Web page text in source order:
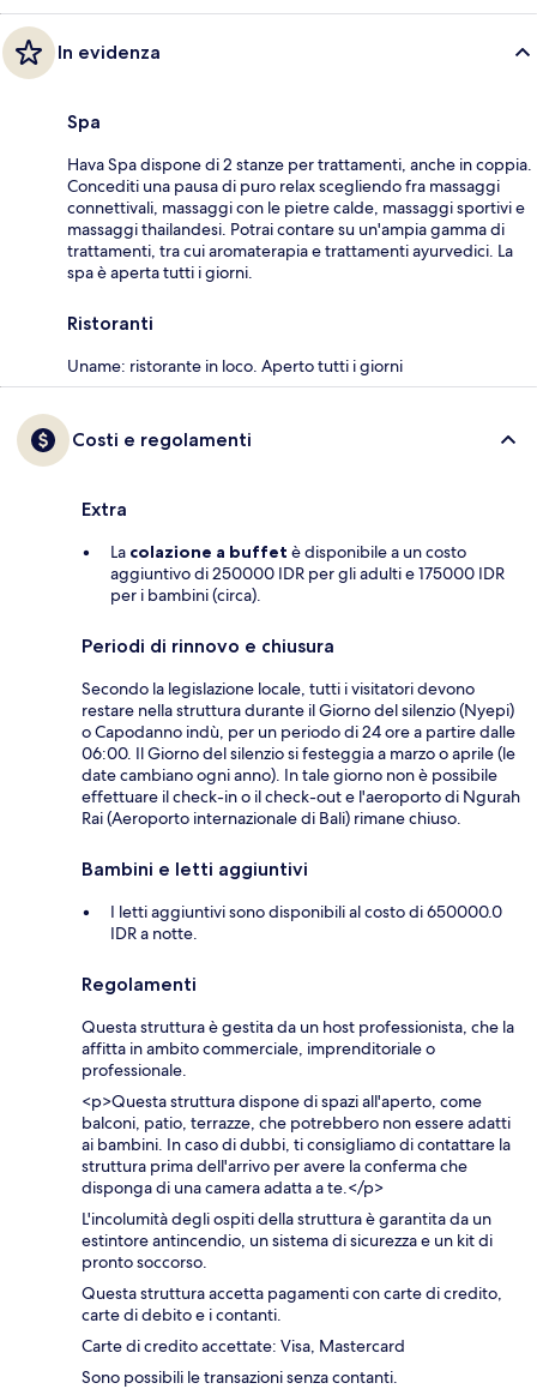
In evidenza
Spa
Hava Spa dispone di 2 stanze per trattamenti, anche in coppia.
Concediti una pausa di puro relax scegliendo fra massaggi
connettivali, massaggi con le pietre calde, massaggi sportivi e
massaggi thailandesi. Potrai contare su un'ampia gamma di
trattamenti, tra cui aromaterapia e trattamenti ayurvedici. La
spa è aperta tutti i giorni.
Ristoranti
Uname: ristorante in loco. Aperto tutti i giorni
Costi e regolamenti
Extra
La colazione a buffet è disponibile a un costo
aggiuntivo di 250000 IDR per gli adulti e 175000 IDR
per i bambini (circa).
Periodi di rinnovo e chiusura
Secondo la legislazione locale, tutti i visitatori devono
restare nella struttura durante il Giorno del silenzio (Nyepi)
o Capodanno indù, per un periodo di 24 ore a partire dalle
06:00. Il Giorno del silenzio si festeggia a marzo o aprile (le
date cambiano ogni anno). In tale giorno non è possibile
effettuare il check-in o il check-out e l'aeroporto di Ngurah
Rai (Aeroporto internazionale di Bali) rimane chiuso.
Bambini e letti aggiuntivi
I letti aggiuntivi sono disponibili al costo di 650000.0
IDR a notte.
Regolamenti
Questa struttura è gestita da un host professionista, che la
affitta in ambito commerciale, imprenditoriale o
professionale.
<p>Questa struttura dispone di spazi all'aperto, come
balconi, patio, terrazze, che potrebbero non essere adatti
ai bambini. In caso di dubbi, ti consigliamo di contattare la
struttura prima dell'arrivo per avere la conferma che
disponga di una camera adatta a te.</p>
L'incolumità degli ospiti della struttura è garantita da un
estintore antincendio, un sistema di sicurezza e un kit di
pronto soccorso.
Questa struttura accetta pagamenti con carte di credito,
carte di debito e i contanti.
Carte di credito accettate: Visa, Mastercard
Sono possibili le transazioni senza contanti.